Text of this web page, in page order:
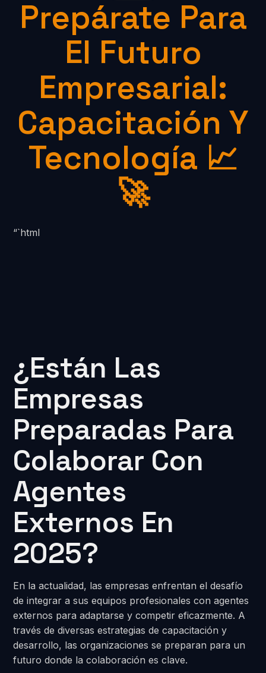
Prepárate Para
El Futuro
Empresarial:
Capacitación Y
Tecnología 📈
🚀
“`html
¿Están Las
Empresas
Preparadas Para
Colaborar Con
Agentes
Externos En
2025?
En la actualidad, las empresas enfrentan el desafío
de integrar a sus equipos profesionales con agentes
externos para adaptarse y competir eficazmente. A
través de diversas estrategias de capacitación y
desarrollo, las organizaciones se preparan para un
futuro donde la colaboración es clave.